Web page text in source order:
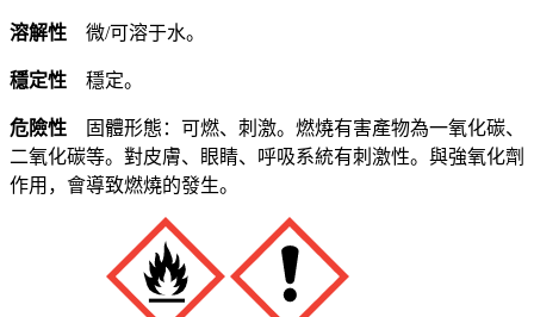
溶解性 微/可溶于水。
穩定性 穩定。
危險性
固體形態：可燃、刺激。燃燒有害產物為一氧化碳、
二氧化碳等。對皮膚、眼睛、呼吸系統有刺激性。與強氧化劑
作用，會導致燃燒的發生。